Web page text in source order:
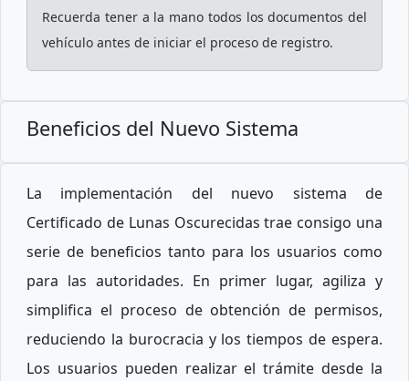
Recuerda tener a la mano todos los documentos del
vehículo antes de iniciar el proceso de registro.
Beneficios del Nuevo Sistema
La implementación del nuevo sistema de
Certificado de Lunas Oscurecidas trae consigo una
serie de beneficios tanto para los usuarios como
para las autoridades. En primer lugar, agiliza y
simplifica el proceso de obtención de permisos,
reduciendo la burocracia y los tiempos de espera.
Los usuarios pueden realizar el trámite desde la